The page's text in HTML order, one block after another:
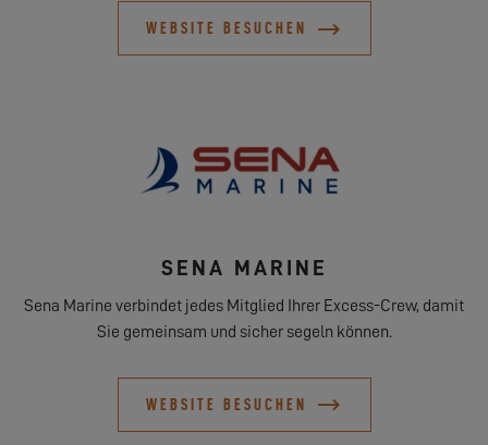
WEBSITE BESUCHEN
SENA MARINE
Sena Marine verbindet jedes Mitglied Ihrer Excess-Crew, damit
Sie gemeinsam und sicher segeln können.
WEBSITE BESUCHEN